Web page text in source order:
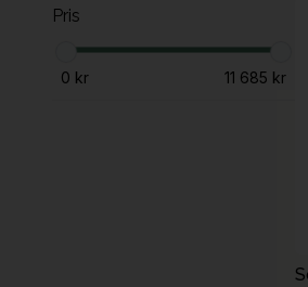
Växter
Pris
0 kr 11 685 kr